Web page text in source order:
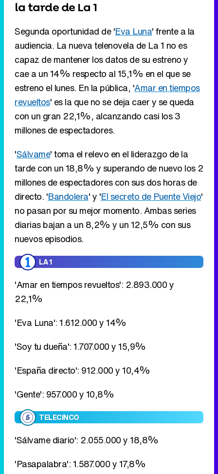
cae a un 14% respecto al 15,1% en el que se
revueltos ' es la que no se deja caer y se queda
con un gran 22,1%, alcanzando casi los 3
millones de espectadores.
'Sálvame' toma el relevo en el liderazgo de la
tarde con un 18,8% y superando de nuevo los 2
millones de espectadores con sus dos horas de
directo. 'Bandolera' y 'El secreto de Puente Viejo
diarias bajan a un 8,2% y un 12,5% con sus
nuevos episodios.
LA 1
'Amar en tiempos revueltos': 2.893.000 y
22,1%
'Eva Luna': 1.612.000 y 14%
'Soy tu dueña': 1.707.000 y 15,9%
'España directo': 912.000 y 10,4%
'Gente': 957.000 y 10,8%
TELECINCO
'Sálvame diario': 2.055.000 y 18,8%
'Pasapalabra': 1.587.000 y 17,8%
ANTENA 3
'Bandolera': 1.076.000 y 8,2%
'El secreto de Puente Viejo': 1.408.000 y 12,5%